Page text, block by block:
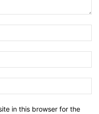
in this browser for the